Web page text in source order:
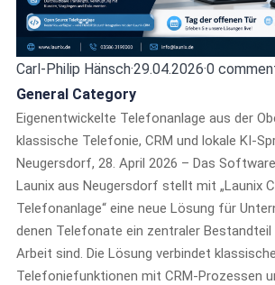
Carl-Philip Hänsch·29.04.2026·0
General Category
Eigenentwickelte Telefonanlage aus der
klassische Telefonie, CRM und lokale KI-
Neugersdorf, 28. April 2026 – Das
Launix aus Neugersdorf stellt mit „Launix
Telefonanlage“ eine neue Lösung für
denen Telefonate ein zentraler Bestandteil
Arbeit sind. Die Lösung verbindet klassische
Telefoniefunktionen mit CRM-Prozessen